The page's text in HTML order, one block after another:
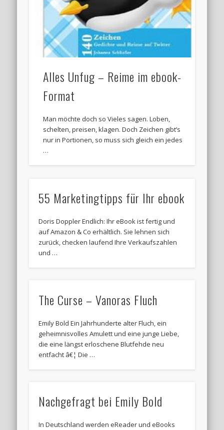
Alles Unfug – Reime im ebook-
Format
Man möchte doch so Vieles sagen. Loben,
schelten, preisen, klagen. Doch Zeichen gibt’s
nur in Portionen, so muss sich gleich ein jedes
…
55 Marketingtipps für Ihr ebook
Doris Doppler Endlich: Ihr eBook ist fertig und
auf Amazon & Co erhältlich. Sie lehnen sich
zurück, checken laufend Ihre Verkaufszahlen
und …
The Curse – Vanoras Fluch
Emily Bold Ein Jahrhunderte alter Fluch, ein
geheimnisvolles Amulett und eine junge Liebe,
die eine längst erloschene Blutfehde neu
entfacht â€¦ Die …
Nachgefragt bei Emily Bold
In Deutschland werden eReader und eBooks